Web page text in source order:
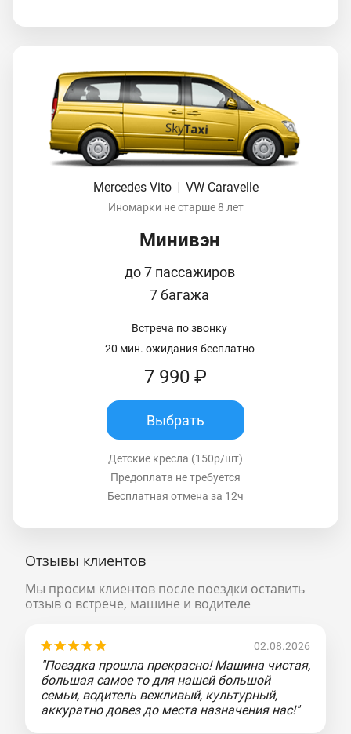
Mercedes Vito VW Caravelle
Иномарки не старше 8 лет
Минивэн
до 7 пассажиров
7 багажа
Встреча по звонку
20 мин. ожидания бесплатно
7 990 ₽
Выбрать
Детские кресла (150р/шт)
Предоплата не требуется
Бесплатная отмена за 12ч
Отзывы клиентов
Мы просим клиентов после поездки оставить
отзыв о встрече, машине и водителе
02.08.2026
"Поездка прошла прекрасно! Машина чистая,
большая самое то для нашей большой
семьи, водитель вежливый, культурный,
аккуратно довез до места назначения нас!"